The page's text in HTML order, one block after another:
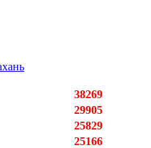
38269
29905
25829
25166